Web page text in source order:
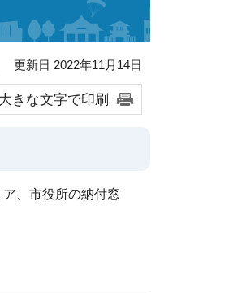
更新日 2022年11月14日
大きな文字で印刷
、市役所の納付窓